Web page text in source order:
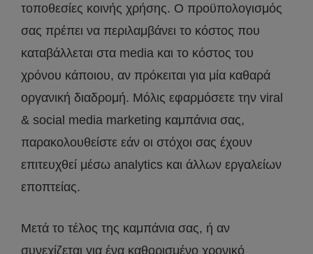
τοποθεσίες κοινής χρήσης. Ο προϋπολογισμός
σας πρέπει να περιλαμβάνει το κόστος που
καταβάλλεται στα media και το κόστος του
χρόνου κάποιου, αν πρόκειται για μία καθαρά
οργανική διαδρομή. Μόλις εφαρμόσετε την viral
& social media marketing καμπάνια σας,
παρακολουθείστε εάν οι στόχοι σας έχουν
επιτευχθεί μέσω analytics και άλλων εργαλείων
εποπτείας.
Μετά το τέλος της καμπάνια σας, ή αν
συνεχίζεται για ένα καθορισμένο χρονικό